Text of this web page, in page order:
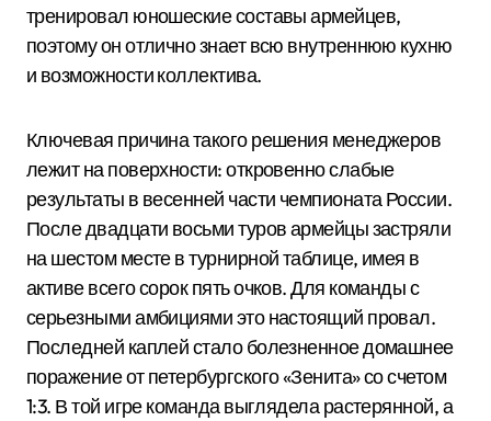
тренировал юношеские составы армейцев,
поэтому он отлично знает всю внутреннюю кухню
и возможности коллектива.
Ключевая причина такого решения менеджеров
лежит на поверхности: откровенно слабые
результаты в весенней части чемпионата России.
После двадцати восьми туров армейцы застряли
на шестом месте в турнирной таблице, имея в
активе всего сорок пять очков. Для команды с
серьезными амбициями это настоящий провал.
Последней каплей стало болезненное домашнее
поражение от петербургского «Зенита» со счетом
1:3. В той игре команда выглядела растерянной, а